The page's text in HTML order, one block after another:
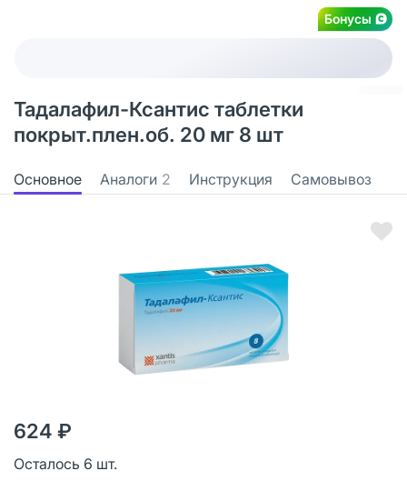
Бонусы
Тадалафил-Ксантис таблетки
покрыт.плен.об. 20 мг 8 шт
Основное Аналоги 2 Инструкция Самовывоз
624 ₽
Осталось 6 шт.